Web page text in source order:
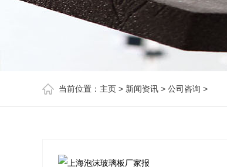
当前位置： 主页 > 新闻资讯 > 公司咨询 >